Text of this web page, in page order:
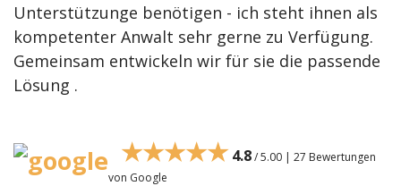
Unterstützunge benötigen - ich steht ihnen als
kompetenter Anwalt sehr gerne zu Verfügung.
Gemeinsam entwickeln wir für sie die passende
Lösung .
★★★★★ 4.8/ 5.00 | 27 Bewertungen
von Google